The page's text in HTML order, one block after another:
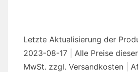
Letzte Aktualisierung der
2023-08-17 | Alle Preise
MwSt. zzgl. Versandkosten |